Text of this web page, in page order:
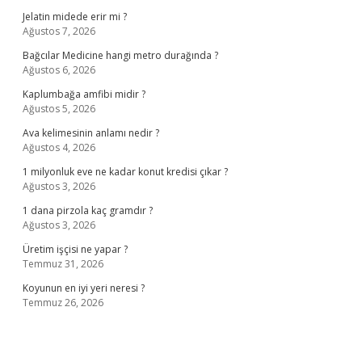
Jelatin midede erir mi ?
Ağustos 7, 2026
Bağcılar Medicine hangi metro durağında ?
Ağustos 6, 2026
Kaplumbağa amfibi midir ?
Ağustos 5, 2026
Ava kelimesinin anlamı nedir ?
Ağustos 4, 2026
1 milyonluk eve ne kadar konut kredisi çıkar ?
Ağustos 3, 2026
1 dana pirzola kaç gramdır ?
Ağustos 3, 2026
Üretim işçisi ne yapar ?
Temmuz 31, 2026
Koyunun en iyi yeri neresi ?
Temmuz 26, 2026